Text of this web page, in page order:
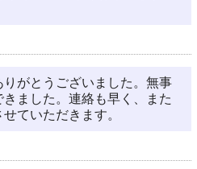
がとうございました。無事
ました。連絡も早く、また
ていただきます。